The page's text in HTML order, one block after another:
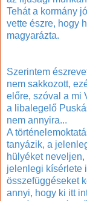
Tehát a kormány
vette észre, hogy
magyarázta.
Szerintem
nem sakkozott,
előre, szóval a mi
a libalegelő
nem annyira...
A
tanyázik, a
hülyéket
jelenlegi kísérlete
összefüggéseket
annyi, hogy ki itt